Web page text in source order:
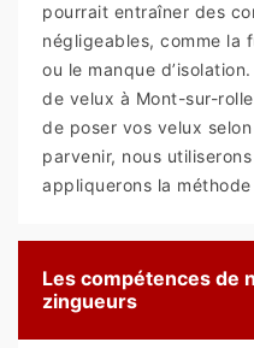
pourrait entraîner des
négligeables, comme la
ou le manque
de velux à Mont-sur-
de poser vos velux
parvenir, nous
appliquerons la
Les compétences de
zingueurs